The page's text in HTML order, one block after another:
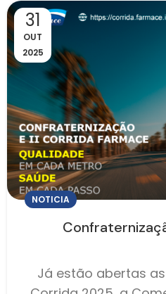
31
OUT
2025
NOTICIA
Já estão abertas